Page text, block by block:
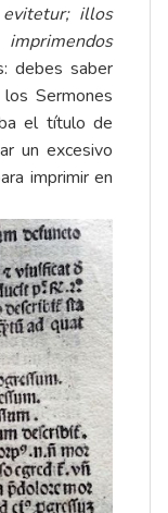
illos
debes saber
Sermones
el título de
un excesivo
imprimir en